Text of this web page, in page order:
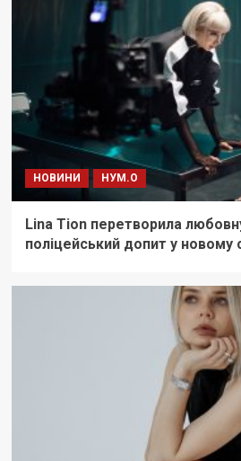
НОВИНИ НУМ.О
Lina Tion перетворила
поліцейський допит у новому